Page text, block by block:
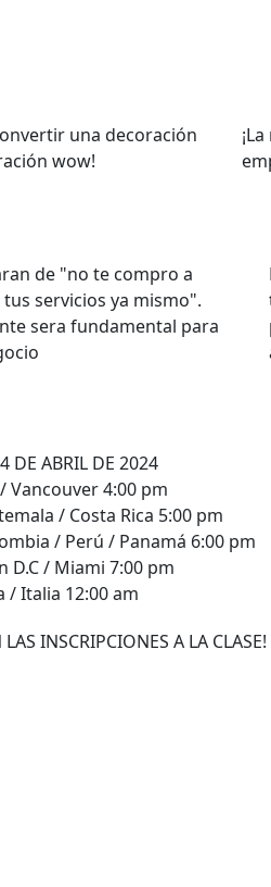
una decoración
wow!
de "no te compro a
servicios ya mismo".
sera fundamental para
¡
DE ABRIL DE 2024
Vancouver 4:00 pm
/ Costa Rica 5:00 pm
/ Perú / Panamá 6:00 pm
D.C / Miami 7:00 pm
/ Italia 12:00 am
INSCRIPCIONES A LA CLASE!